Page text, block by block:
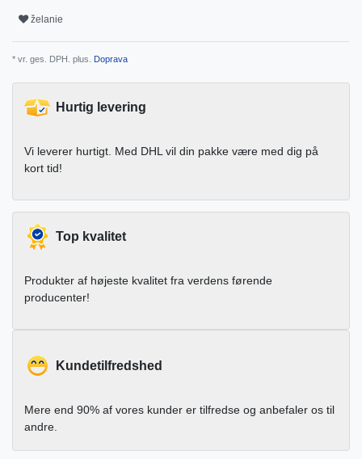
želanie
* vr. ges. DPH. plus. Doprava
Hurtig levering
Vi leverer hurtigt. Med DHL vil din pakke være med dig på
kort tid!
Top kvalitet
Produkter af højeste kvalitet fra verdens førende
producenter!
Kundetilfredshed
Mere end 90% af vores kunder er tilfredse og anbefaler os til
andre.